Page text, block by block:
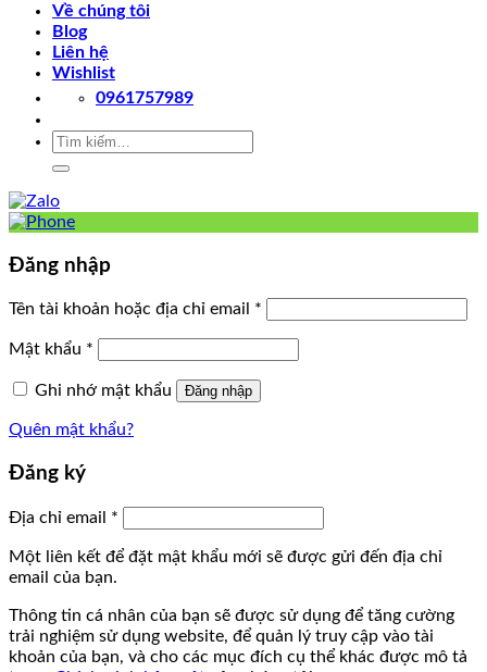
Về chúng tôi
Blog
Liên hệ
Wishlist
0961757989
Tìm
Đăng nhập
Tên tài khoản hoặc địa chỉ email *
Mật khẩu *
Ghi nhớ mật khẩu Đăng nhập
Quên mật khẩu?
Đăng ký
Địa chỉ email *
Một liên kết để đặt mật khẩu mới sẽ được gửi đến địa chỉ
email của bạn.
Thông tin cá nhân của bạn sẽ được sử dụng để tăng cường
trải nghiệm sử dụng website, để quản lý truy cập vào tài
khoản của bạn, và cho các mục đích cụ thể khác được mô tả